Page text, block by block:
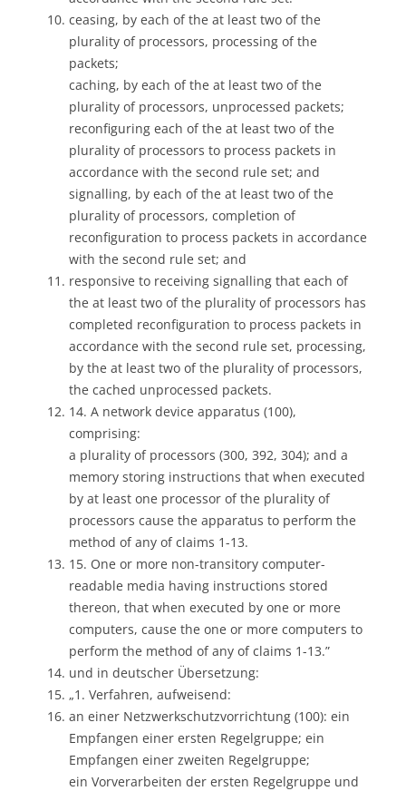
ceasing, by each of the at least two of the
plurality of processors, processing of the
packets;
caching, by each of the at least two of the
plurality of processors, unprocessed packets;
reconfiguring each of the at least two of the
plurality of processors to process packets in
accordance with the second rule set; and
signalling, by each of the at least two of the
plurality of processors, completion of
reconfiguration to process packets in accordance
with the second rule set; and
responsive to receiving signalling that each of
the at least two of the plurality of processors has
completed reconfiguration to process packets in
accordance with the second rule set, processing,
by the at least two of the plurality of processors,
the cached unprocessed packets.
14. A network device apparatus (100),
comprising:
a plurality of processors (300, 392, 304); and a
memory storing instructions that when executed
by at least one processor of the plurality of
processors cause the apparatus to perform the
method of any of claims 1-13.
15. One or more non-transitory computer-
readable media having instructions stored
thereon, that when executed by one or more
computers, cause the one or more computers to
perform the method of any of claims 1-13.”
und in deutscher Übersetzung:
„1. Verfahren, aufweisend:
an einer Netzwerkschutzvorrichtung (100): ein
Empfangen einer ersten Regelgruppe; ein
Empfangen einer zweiten Regelgruppe;
ein Vorverarbeiten der ersten Regelgruppe und